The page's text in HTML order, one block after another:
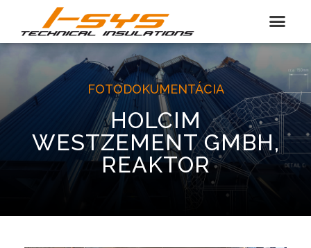
FOTODOKUMENTÁCIA
HOLCIM
WESTZEMENT GMBH,
REAKTOR